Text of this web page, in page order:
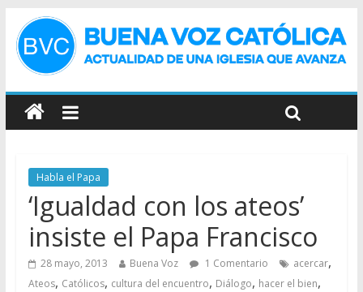
Habla el Papa
‘Igualdad con los ateos’
insiste el Papa Francisco
28 mayo, 2013 Buena Voz 1 Comentario acercar,
Ateos, Católicos, cultura del encuentro, Diálogo, hacer el bien,